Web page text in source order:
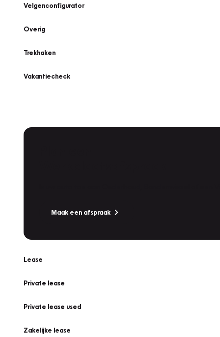
Velgenconfigurator
Overig
Trekhaken
Vakantiecheck
Maak een afspraak
Lease
Private lease
Private lease used
Zakelijke lease